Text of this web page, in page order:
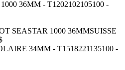
SEASTAR 1000 36MMSUISSE